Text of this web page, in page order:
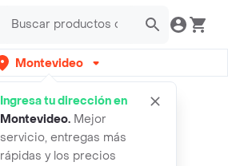
Montevideo
Ingresa tu dirección en
Montevideo. Mejor
servicio, entregas más
rápidas y los precios